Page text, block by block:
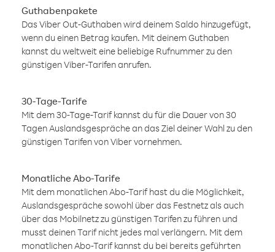
Guthabenpakete
Das Viber Out-Guthaben wird deinem Saldo hinzugefügt,
wenn du einen Betrag kaufen. Mit deinem Guthaben
kannst du weltweit eine beliebige Rufnummer zu den
günstigen Viber-Tarifen anrufen.
30-Tage-Tarife
Mit dem 30-Tage-Tarif kannst du für die Dauer von 30
Tagen Auslandsgespräche an das Ziel deiner Wahl zu den
günstigen Tarifen von Viber vornehmen.
Monatliche Abo-Tarife
Mit dem monatlichen Abo-Tarif hast du die Möglichkeit,
Auslandsgespräche sowohl über das Festnetz als auch
über das Mobilnetz zu günstigen Tarifen zu führen und
musst deinen Tarif nicht jedes mal verlängern. Mit dem
monatlichen Abo-Tarif kannst du bei bereits geführten